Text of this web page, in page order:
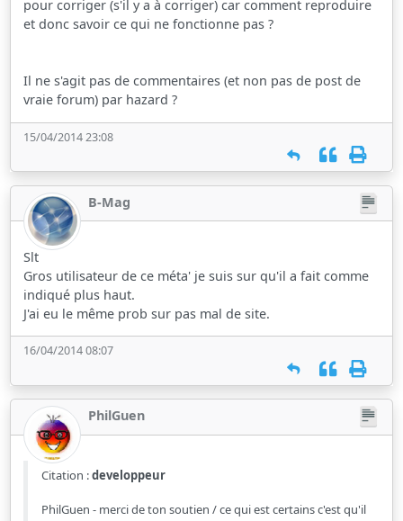
pour corriger (s'il y a à corriger) car comment reproduire
et donc savoir ce qui ne fonctionne pas ?
Il ne s'agit pas de commentaires (et non pas de post de
vraie forum) par hazard ?
15/04/2014 23:08
B-Mag
Slt
Gros utilisateur de ce méta' je suis sur qu'il a fait comme
indiqué plus haut.
J'ai eu le même prob sur pas mal de site.
16/04/2014 08:07
PhilGuen
Citation :developpeur
PhilGuen - merci de ton soutien / ce qui est certains c'est qu'il